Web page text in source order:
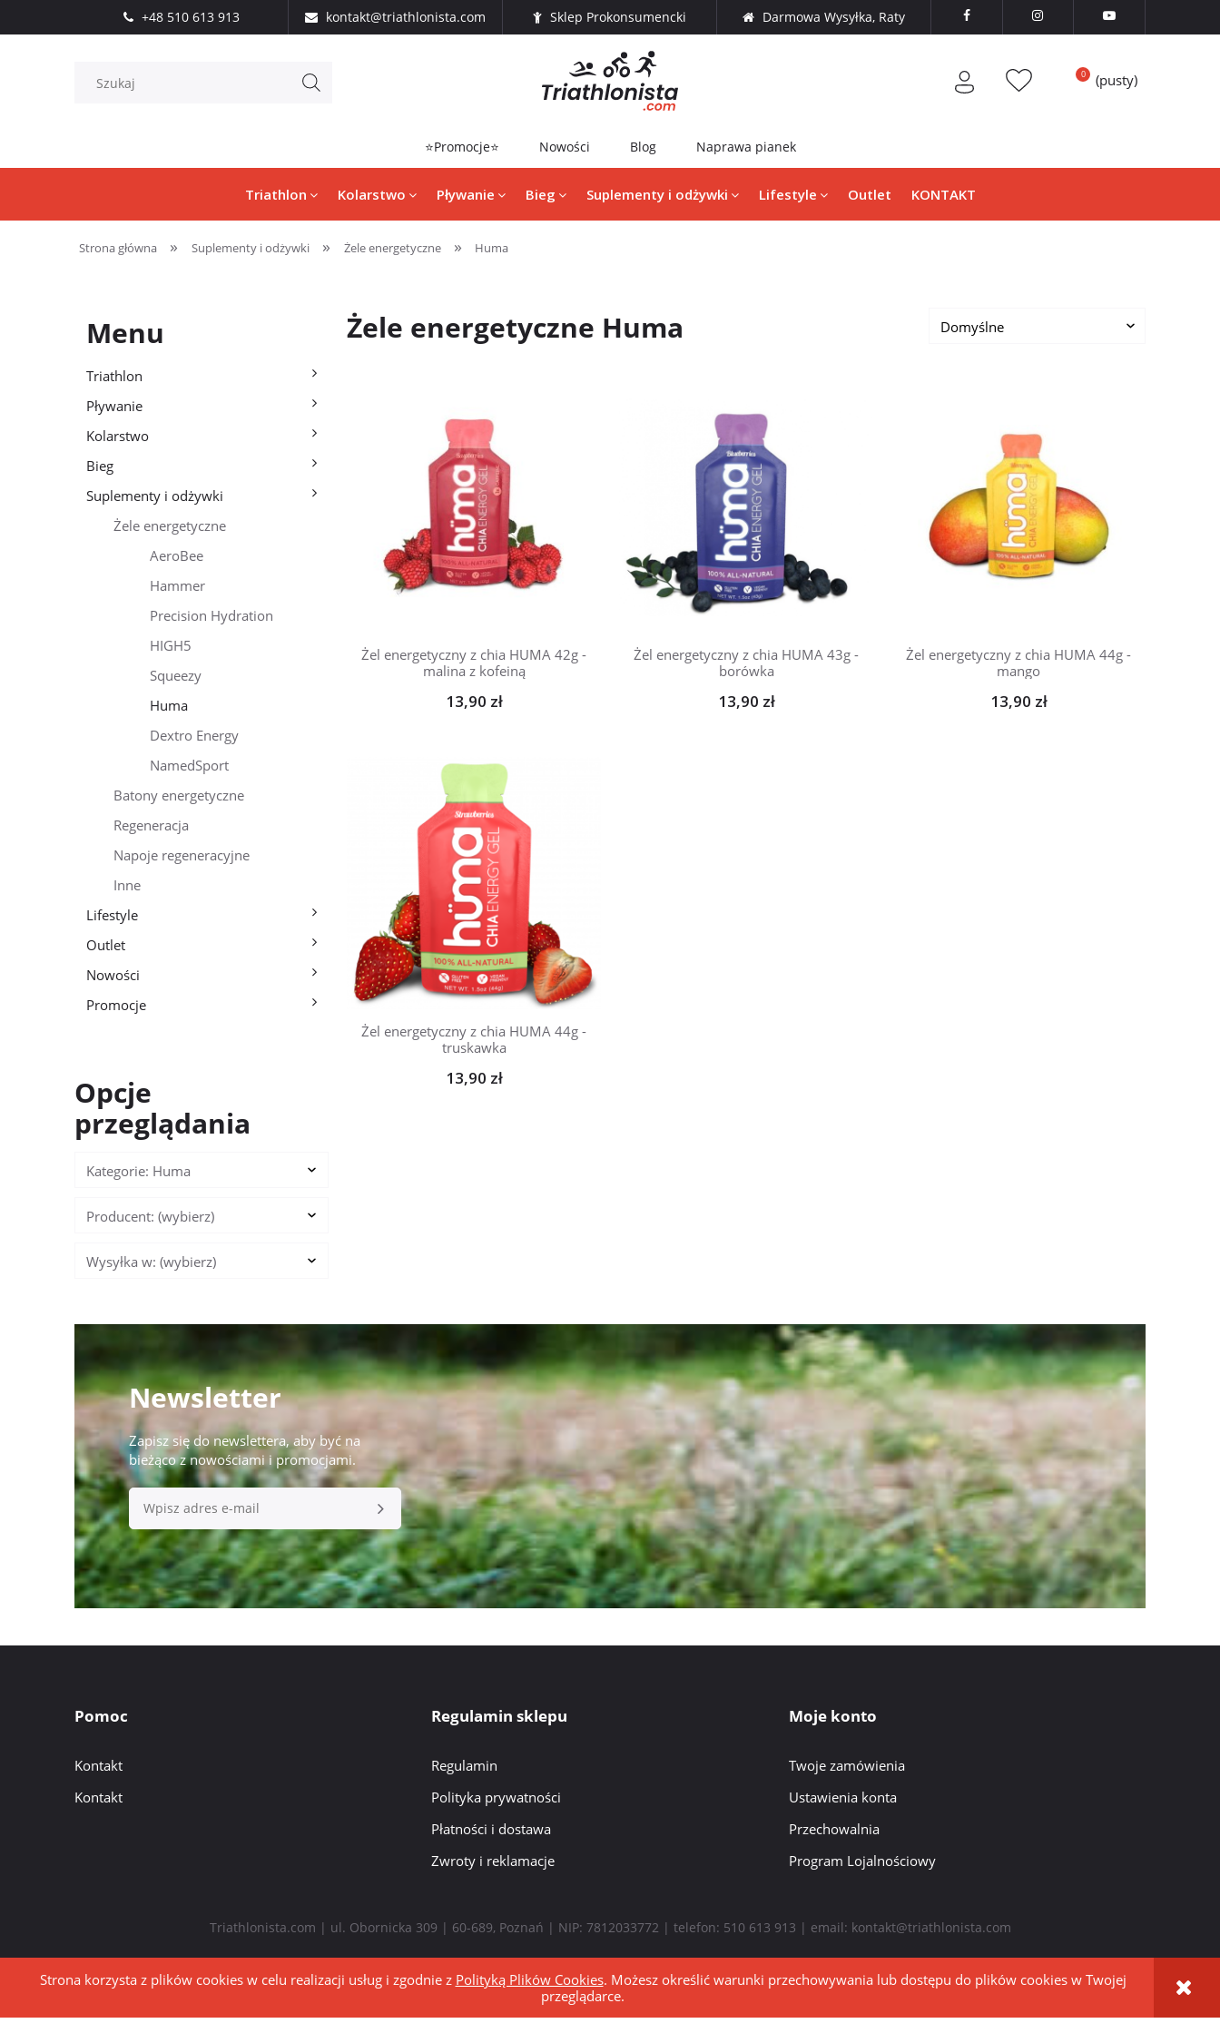
Strona korzysta z plików cookies w celu realizacji usług i zgodnie z Polityką Plików Cookies. Możesz określić warunki przechowywania lub dostępu do plików cookies w Twojej
przeglądarce.
+48 510 613 913 kontakt@triathlonista.com Sklep Prokonsumencki Darmowa Wysyłka, Raty   
(pusty)
⭐Promocje⭐ Nowości Blog Naprawa pianek
Triathlon Kolarstwo Pływanie Bieg Suplementy i odżywki Lifestyle Outlet KONTAKT
Strona główna » Suplementy i odżywki » Żele energetyczne » Huma
Menu
Triathlon
Pływanie
Kolarstwo
Bieg
Suplementy i odżywki
Żele energetyczne
AeroBee
Hammer
Precision Hydration
HIGH5
Squeezy
Huma
Dextro Energy
NamedSport
Batony energetyczne
Regeneracja
Napoje regeneracyjne
Inne
Lifestyle
Outlet
Nowości
Promocje
Opcje
przeglądania
Kategorie: Huma
Producent: (wybierz)
Wysyłka w: (wybierz)
Żele energetyczne Huma
Żel energetyczny z chia HUMA 42g -
malina z kofeiną
13,90 zł
Żel energetyczny z chia HUMA 43g -
borówka
13,90 zł
Żel energetyczny z chia HUMA 44g -
mango
13,90 zł
Żel energetyczny z chia HUMA 44g -
truskawka
13,90 zł
Newsletter
Zapisz się do newslettera, aby być na
bieżąco z nowościami i promocjami.
Pomoc
Kontakt
Kontakt
Regulamin sklepu
Regulamin
Polityka prywatności
Płatności i dostawa
Zwroty i reklamacje
Moje konto
Twoje zamówienia
Ustawienia konta
Przechowalnia
Program Lojalnościowy
Triathlonista.com | ul. Obornicka 309 | 60-689, Poznań | NIP: 7812033772 | telefon: 510 613 913 | email: kontakt@triathlonista.com
Sklep internetowy Shoper.pl